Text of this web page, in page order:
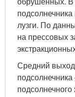
лузги. По
на прессовых
Средний